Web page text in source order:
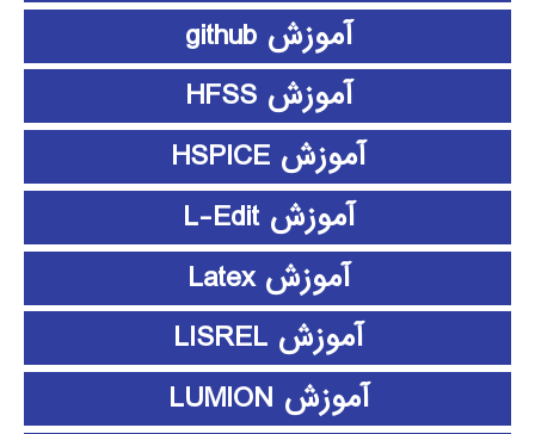
آموزش github
آموزش HFSS
آموزش HSPICE
آموزش L-Edit
آموزش Latex
آموزش LISREL
آموزش LUMION